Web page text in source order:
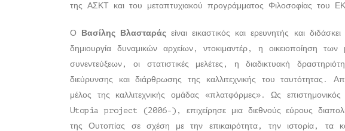
της ΑΣΚΤ και του μεταπτυχιακού προγράμματος Φιλοσοφίας του
Ο Βασίλης Βλασταράς είναι εικαστικός και ερευνητής και
δημιουργία δυναμικών αρχείων, ντοκιμαντέρ, η οικειοποίηση
συνεντεύξεων, οι στατιστικές μελέτες, η διαδικτυακή
διεύρυνσης και διάρθρωσης της καλλιτεχνικής του ταυτότητας.
μέλος της καλλιτεχνικής ομάδας «πλατφόρμες». Ως
Utopia project (2006-), επιχείρησε μια διεθνούς εύρους
της Ουτοπίας σε σχέση με την επικαιρότητα, την ιστορία, τα